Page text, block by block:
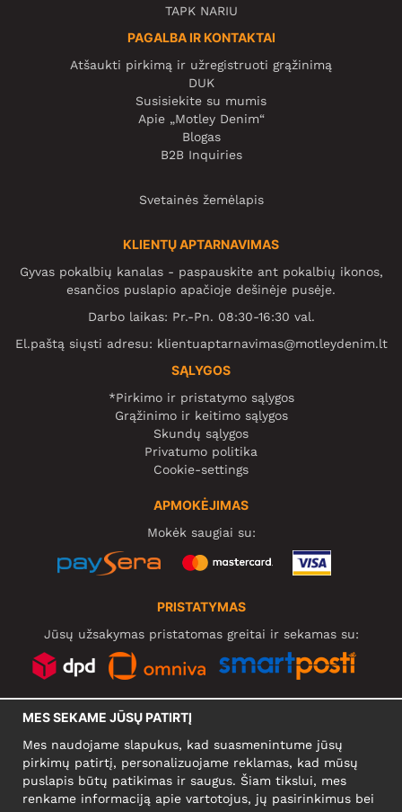
TAPK NARIU
PAGALBA IR KONTAKTAI
Atšaukti pirkimą ir užregistruoti grąžinimą
DUK
Susisiekite su mumis
Apie „Motley Denim“
Blogas
B2B Inquiries
Svetainės žemėlapis
KLIENTŲ APTARNAVIMAS
Gyvas pokalbių kanalas - paspauskite ant pokalbių ikonos,
esančios puslapio apačioje dešinėje pusėje.
Darbo laikas: Pr.-Pn. 08:30-16:30 val.
El.paštą siųsti adresu: klientuaptarnavimas@motleydenim.lt
SĄLYGOS
*Pirkimo ir pristatymo sąlygos
Grąžinimo ir keitimo sąlygos
Skundų sąlygos
Privatumo politika
Cookie-settings
APMOKĖJIMAS
Mokėk saugiai su:
PRISTATYMAS
Jūsų užsakymas pristatomas greitai ir sekamas su:
SOCIALINIAI TINKLAI
KOMPANIJA
MES SEKAME JŪSŲ PATIRTĮ
Mes naudojame slapukus, kad suasmenintume jūsų
pirkimų patirtį, personalizuojame reklamas, kad mūsų
puslapis būtų patikimas ir saugus. Šiam tikslui, mes
renkame informaciją apie vartotojus, jų pasirinkimus bei